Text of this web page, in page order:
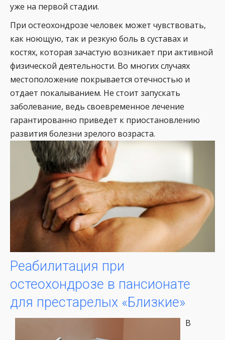
уже на первой стадии.
При остеохондрозе человек может чувствовать,
как ноющую, так и резкую боль в суставах и
костях, которая зачастую возникает при активной
физической деятельности. Во многих случаях
местоположение покрывается отечностью и
отдает покалыванием. Не стоит запускать
заболевание, ведь своевременное лечение
гарантированно приведет к приостановлению
развития болезни зрелого возраста.
Реабилитация при
остеохондрозе в пансионате
для престарелых «Близкие»
В